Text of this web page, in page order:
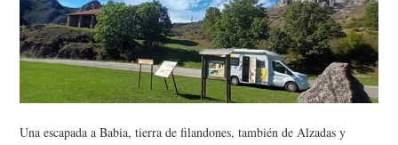
Una escapada a Babia, tierra de filandones, también de Alzadas y